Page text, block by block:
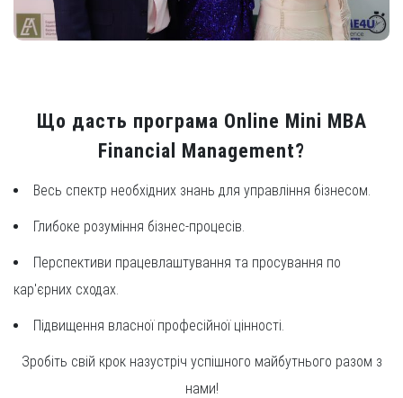
Що дасть програма Online Mini MBA
Financial Management?
Весь спектр необхідних знань для управління бізнесом.
Глибоке розуміння бізнес-процесів.
Перспективи працевлаштування та просування по
кар'єрних сходах.
Підвищення власної професійної цінності.
Зробіть свій крок назустріч успішного майбутнього разом з
нами!